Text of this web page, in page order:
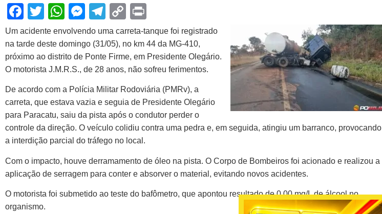
Facebook
Twitter
WhatsApp
Messenger
Telegram
Copy
Link
Um acidente envolvendo uma carreta-tanque foi registrado
na tarde deste domingo (31/05), no km 44 da MG-410,
próximo ao distrito de Ponte Firme, em Presidente Olegário.
O motorista J.M.R.S., de 28 anos, não sofreu ferimentos.
De acordo com a Polícia Militar Rodoviária (PMRv), a
carreta, que estava vazia e seguia de Presidente Olegário
para Paracatu, saiu da pista após o condutor perder o
controle da direção. O veículo colidiu contra uma pedra e, em seguida, atingiu um barranco, provocando
a interdição parcial do tráfego no local.
Com o impacto, houve derramamento de óleo na pista. O Corpo de Bombeiros foi acionado e realizou a
aplicação de serragem para conter e absorver o material, evitando novos acidentes.
O motorista foi submetido ao teste do bafômetro, que apontou resultado de 0,00 mg/L de álcool no
organismo.